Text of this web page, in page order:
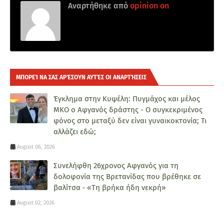
Αναρτήθηκε από opinion on
ΜΠΟΡΕΊ ΝΑ ΣΑΣ ΑΡΈΣΟΥΝ ΑΥΤΈΣ ΟΙ ΑΝΑΡΤΉΣΕΙΣ
Έγκλημα στην Κυψέλη: Πυγμάχος και μέλος
ΜΚΟ ο Αφγανός δράστης - Ο συγκεκριμένος
φόνος στο μεταξύ δεν είναι γυναικοκτονία; Τι
αλλάζει εδώ;
August 06, 2026
Συνελήφθη 26χρονος Αφγανός για τη
δολοφονία της Βρετανίδας που βρέθηκε σε
βαλίτσα ‑ «Τη βρήκα ήδη νεκρή»
August 02, 2026